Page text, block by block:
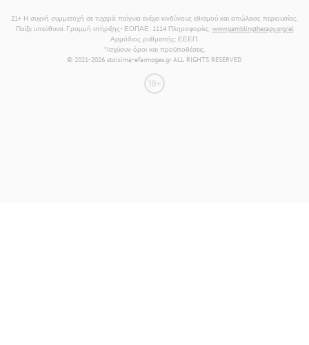
21+ Η συχνή συμμετοχή σε τυχερά παίγνια ενέχει κινδύνους εθισμού και απώλειας περιουσίας.
Παίξε υπεύθυνα. Γραμμή στήριξης- ΕΟΠΑΕ: 1114 Πληροφορίες: www.gamblingtherapy.org/el
Αρμόδιος ρυθμιστής: ΕΕΕΠ.
*Ισχύουν όροι και προϋποθέσεις.
© 2021-2026 stoixima-efarmoges.gr ALL RIGHTS RESERVED